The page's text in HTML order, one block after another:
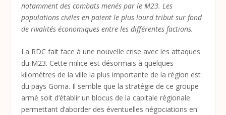
notamment des combats menés par le M23. Les
populations civiles en paient le plus lourd tribut sur fond
de rivalités économiques entre les différentes factions.
La RDC fait face à une nouvelle crise avec les attaques
du M23. Cette milice est désormais à quelques
kilomètres de la ville la plus importante de la région est
du pays Goma. Il semble que la stratégie de ce groupe
armé soit d’établir un blocus de la capitale régionale
permettant d’aborder des éventuelles négociations en